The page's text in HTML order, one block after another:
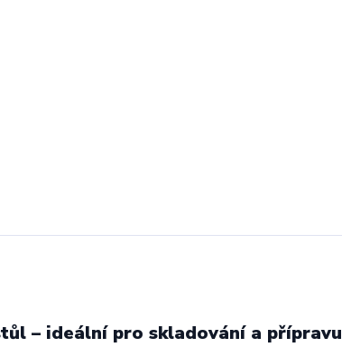
– ideální pro skladování a přípravu